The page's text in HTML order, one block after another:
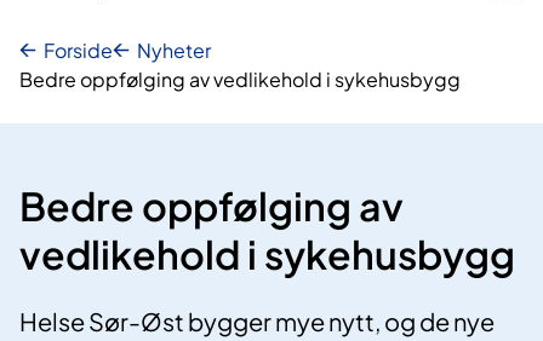
Forside
Nyheter
Bedre oppfølging av vedlikehold i sykehusbygg
Bedre oppfølging av
vedlikehold i sykehusbygg
Helse Sør-Øst bygger mye nytt, og de nye